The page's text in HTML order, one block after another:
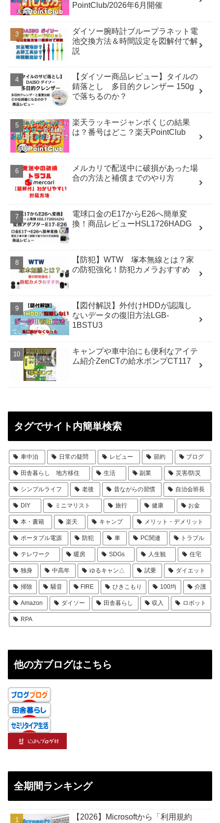
PointClub/2026年6月開催
ダイソー腕時計ブループラネット電
池交換方法＆時間設定を図解付で解
説
【ダイソー商品レビュー】タイルの
錆落とし 多目的クレンザー 150g
で落ちるのか？
楽天ラッキージャンボくじの結果
は？番号はどこ？楽天PointClub
メルカリで配送中に破損があった場
合の方法と補償までのやり方
電球口金のE17からE26へ簡単変
換！商品レビューHSL1726HADG
【防犯】WTW 塚本無線とは？家
の防犯強化！防犯カメラおすすめ
【図付解説】外付けHDDが認識し
ないデータの復旧方法LGB-
1BSTU3
キャンプや車中泊にも便利なアイテ
ム紹介ZenCTの給水ポンプCT117
タグでサイト内簡単検索
車中泊 日常の疑問 レビュー 節約 ブログ
田舎暮らし 地方移住 生活 副業 災害/防災
シンプルライフ 老後 昔ながらの習慣 自治会班長
DIY ミニマリスト 旅行 健康 お金
本・書籍 楽天 キャンプ メリット・デメリット
ポータブル電源 防犯 車 PC関連 トラブル
テレワーク 暖房 SDGs 人生観 住宅
独身 中高年 ゆるキャン△ 試乗 ダイエット
掃除 騒音 FIRE ひきこもり 100均 介護
Amazon ダイソー 田舎暮らし 収入 ロボット
RPA
他の方ブログはこちら
全期間ランキング
【2026】Microsoftから「利用規約